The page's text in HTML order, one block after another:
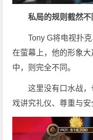
私局的规则截然不
Tony G将电视扑
在萤幕上，他的形象
中，则完全不同。
这里没有口水战
戏讲究礼仪、尊重与安